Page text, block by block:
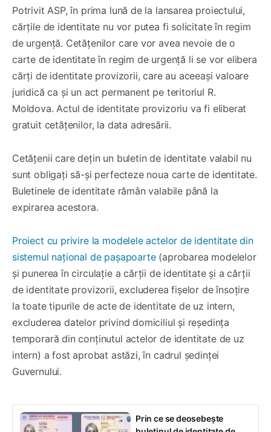
Potrivit ASP, în prima lună de la lansarea proiectului,
cărțile de identitate nu vor putea fi solicitate în regim
de urgență. Cetățenilor care vor avea nevoie de o
carte de identitate în regim de urgență li se vor elibera
cărți de identitate provizorii, care au aceeași valoare
juridică ca și un act permanent pe teritoriul R.
Moldova. Actul de identitate provizoriu va fi eliberat
gratuit cetățenilor, la data adresării.
Cetățenii care dețin un buletin de identitate valabil nu
sunt obligați să-și perfecteze noua carte de identitate.
Buletinele de identitate rămân valabile până la
expirarea acestora.
Proiect cu privire la modelele actelor de identitate din
sistemul național de pașapoarte(aprobarea modelelor
și punerea în circulație a cărții de identitate și a cărții
de identitate provizorii, excluderea fișelor de însoțire
la toate tipurile de acte de identitate de uz intern,
excluderea datelor privind domiciliul și reședința
temporară din conținutul actelor de identitate de uz
intern) a fost aprobat astăzi, în cadrul ședinței
Guvernului.
Prin ce se deosebește